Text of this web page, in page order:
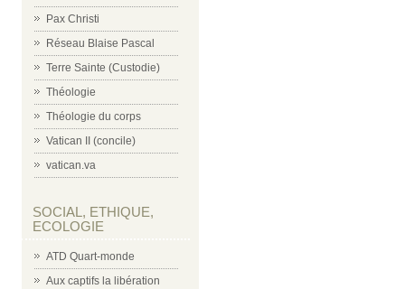
Pax Christi
Réseau Blaise Pascal
Terre Sainte (Custodie)
Théologie
Théologie du corps
Vatican II (concile)
vatican.va
SOCIAL, ETHIQUE,
ECOLOGIE
ATD Quart-monde
Aux captifs la libération